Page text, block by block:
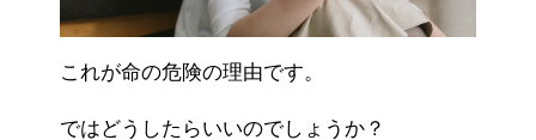
これが命の危険の理由です。
ではどうしたらいいのでしょうか？